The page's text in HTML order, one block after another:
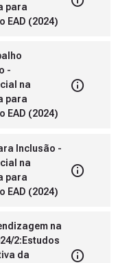
para
EAD (2024)
-
na
para
EAD (2024)
Inclusão -
na
para
EAD (2024)
na
2:Estudos
da